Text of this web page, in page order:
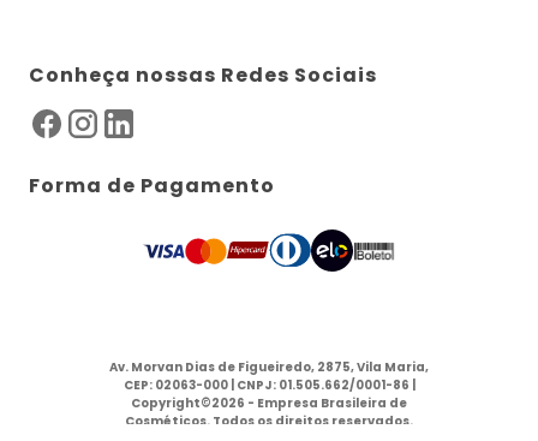
Conheça nossas Redes Sociais
Forma de Pagamento
Av. Morvan Dias de Figueiredo, 2875, Vila Maria,
CEP: 02063-000 | CNPJ: 01.505.662/0001-86 |
Copyright©2026 - Empresa Brasileira de
Cosméticos. Todos os direitos reservados.